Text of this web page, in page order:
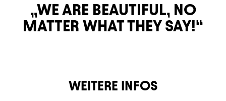
WE ARE BEAUTIFUL, NO
MATTER WHAT THEY SAY!
WEITERE INFOS